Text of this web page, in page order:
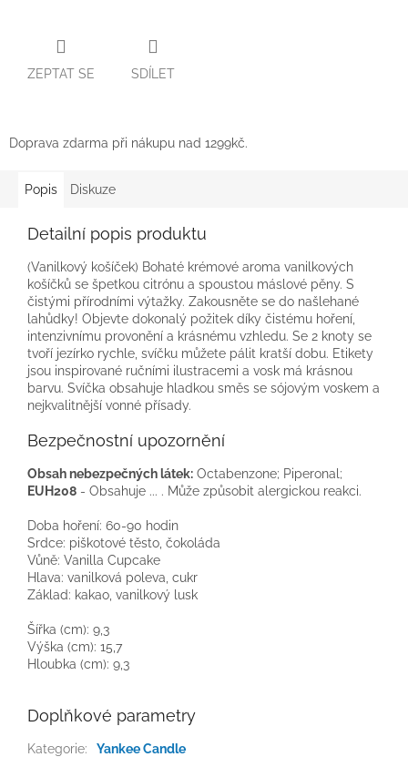
ZEPTAT SE SDÍLET
Doprava zdarma při nákupu nad 1299kč.
Popis Diskuze
Detailní popis produktu
(Vanilkový košíček) Bohaté krémové aroma vanilkových
košíčků se špetkou citrónu a spoustou máslové pěny. S
čistými přírodními výtažky. Zakousněte se do našlehané
lahůdky! Objevte dokonalý požitek díky čistému hoření,
intenzivnímu provonění a krásnému vzhledu. Se 2 knoty se
tvoří jezírko rychle, svíčku můžete pálit kratší dobu. Etikety
jsou inspirované ručními ilustracemi a vosk má krásnou
barvu. Svíčka obsahuje hladkou směs se sójovým voskem a
nejkvalitnější vonné přísady.
Bezpečnostní upozornění
Obsah nebezpečných látek: Octabenzone; Piperonal;
EUH208 - Obsahuje ... . Může způsobit alergickou reakci.
Doba hoření: 60-90 hodin
Srdce: piškotové těsto, čokoláda
Vůně: Vanilla Cupcake
Hlava: vanilková poleva, cukr
Základ: kakao, vanilkový lusk
Šířka (cm): 9,3
Výška (cm): 15,7
Hloubka (cm): 9,3
Doplňkové parametry
Kategorie:
Yankee Candle